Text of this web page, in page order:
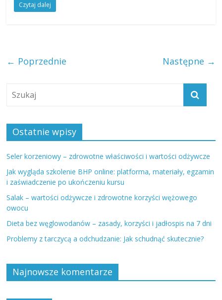
Czytaj dalej
← Poprzednie Następne →
Ostatnie wpisy
Seler korzeniowy – zdrowotne właściwości i wartości odżywcze
Jak wygląda szkolenie BHP online: platforma, materiały, egzamin
i zaświadczenie po ukończeniu kursu
Salak – wartości odżywcze i zdrowotne korzyści wężowego
owocu
Dieta bez węglowodanów – zasady, korzyści i jadłospis na 7 dni
Problemy z tarczycą a odchudzanie: Jak schudnąć skutecznie?
Najnowsze komentarze